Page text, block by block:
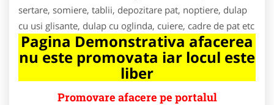
sertare, somiere, tablii, depozitare pat, noptiere, dulap
cu usi glisante, dulap cu oglinda, cuiere, cadre de pat etc
Pagina Demonstrativa afacerea
nu este promovata iar locul este
liber
Promovare afacere pe portalul